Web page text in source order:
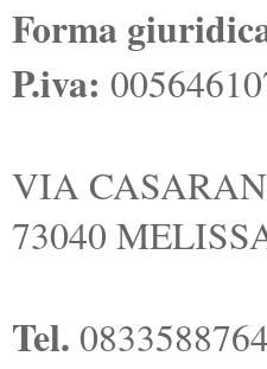
Forma
P.iva:
VIA
73040
Tel. 0833588764